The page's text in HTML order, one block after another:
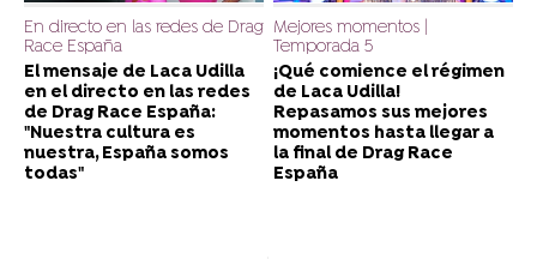
En directo en las redes de Drag
Race España
El mensaje de Laca Udilla
en el directo en las redes
de Drag Race España:
"Nuestra cultura es
nuestra, España somos
todas"
Mejores momentos |
Temporada 5
¡Qué comience el régimen
de Laca Udilla!
Repasamos sus mejores
momentos hasta llegar a
la final de Drag Race
España